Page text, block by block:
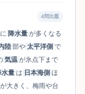
4問出題
降水量 が多くなる
陸 部や 太平洋側 で
気温 が氷点下まで
水量 は 日本海側 ほ
大きく、梅雨や台